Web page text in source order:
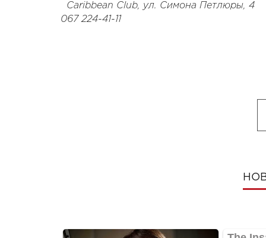
Caribbean Club, ул. Симона Петлюры, 4
067 224-41-11